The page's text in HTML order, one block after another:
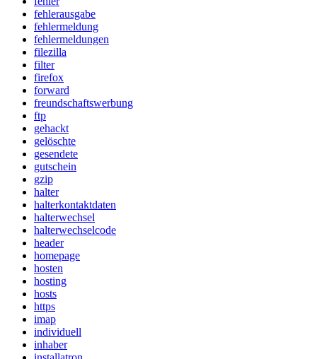
fehlerausgabe
fehlermeldung
fehlermeldungen
filezilla
filter
firefox
forward
freundschaftswerbung
ftp
gehackt
gelöschte
gesendete
gutschein
gzip
halter
halterkontaktdaten
halterwechsel
halterwechselcode
header
homepage
hosten
hosting
hosts
https
imap
individuell
inhaber